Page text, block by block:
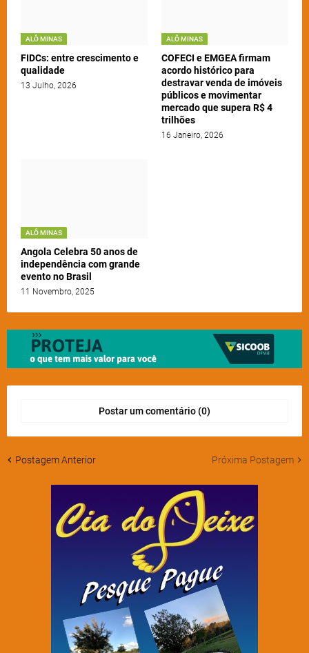
ALÔ MINAS
FIDCs: entre crescimento e
qualidade
13 Julho, 2026
ALÔ MINAS
COFECI e EMGEA firmam
acordo histórico para
destravar venda de imóveis
públicos e movimentar
mercado que supera R$ 4
trilhões
16 Janeiro, 2026
ALÔ MINAS
Angola Celebra 50 anos de
independência com grande
evento no Brasil
11 Novembro, 2025
Postar um comentário (0)
Postagem Anterior Próxima Postagem